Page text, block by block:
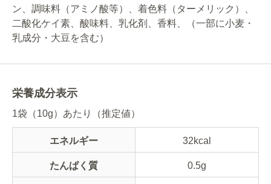
ン、調味料（アミノ酸等）、着色料（ターメリック）、
二酸化ケイ素、酸味料、乳化剤、香料、（一部に小麦・
乳成分・大豆を含む）
栄養成分表示
1袋（10g）あたり（推定値）
エネルギー 32kcal
たんぱく質 0.5g